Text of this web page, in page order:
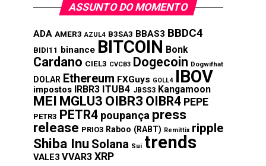
ASSUNTO DO MOMENTO
ADA AMER3 AZUL4 B3SA3 BBAS3 BBDC4
BIDI11 binance BITCOIN Bonk
Cardano CIEL3 CVCB3 Dogecoin Dogwifhat
DOLAR Ethereum FXGuys GOLL4 IBOV
impostos IRBR3 ITUB4 JBSS3 Kangamoon
MEI MGLU3 OIBR3 OIBR4 PEPE
PETR3 PETR4 poupança press
release PRIO3 Raboo (RABT) Remittix ripple
Shiba Inu Solana Sui trends
VALE3 VVAR3 XRP